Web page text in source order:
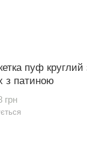
пуф
з патиною
грн